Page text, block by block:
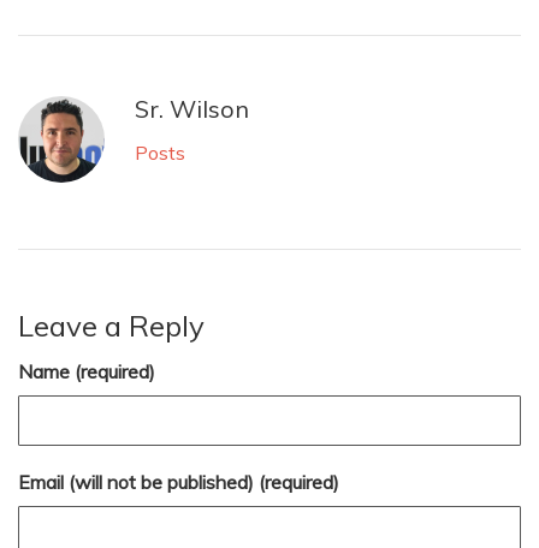
Sr. Wilson
Posts
Leave a Reply
Name (required)
Email (will not be published) (required)